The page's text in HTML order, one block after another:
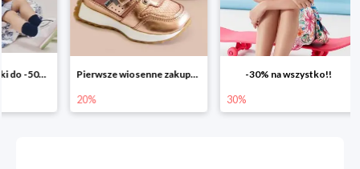
Pierwsze wiosenne zakupy -20% -30% na wszystko!!